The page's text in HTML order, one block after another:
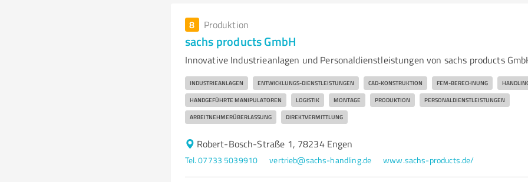
8 Produktion
sachs products GmbH
Innovative Industrieanlagen und Personaldienstleistungen von sachs products
INDUSTRIEANLAGEN ENTWICKLUNGS-DIENSTLEISTUNGEN CAD-KONSTRUKTION FEM-BERECHNUNG
HANDGEFÜHRTE MANIPULATOREN LOGISTIK MONTAGE PRODUKTION PERSONALDIENSTLEISTUNGEN
ARBEITNEHMERÜBERLASSUNG DIREKTVERMITTLUNG
Robert-Bosch-Straße 1, 78234 Engen
Tel. 07733 5039910 vertrieb@sachs-handling.de www.sachs-products.de/